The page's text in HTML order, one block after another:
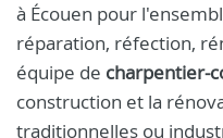
à Écouen pour
réparation, réfection,
équipe de charpentier-
construction et la
traditionnelles ou